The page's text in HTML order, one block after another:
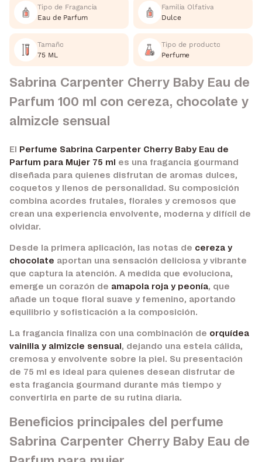
Tipo de Fragancia
Eau de Parfum
Familia Olfativa
Dulce
Tamaño
75 ML
Tipo de producto
Perfume
Sabrina Carpenter Cherry Baby Eau de
Parfum 100 ml con cereza, chocolate y
almizcle sensual
El
Perfume Sabrina Carpenter Cherry Baby Eau de
Parfum para Mujer 75 ml
es una fragancia gourmand
diseñada para quienes disfrutan de aromas dulces,
coquetos y llenos de personalidad. Su composición
combina acordes frutales, florales y cremosos que
crean una experiencia envolvente, moderna y difícil de
olvidar.
Desde la primera aplicación, las notas de cereza y
chocolate aportan una sensación deliciosa y vibrante
que captura la atención. A medida que evoluciona,
emerge un corazón de amapola roja y peonía, que
añade un toque floral suave y femenino, aportando
equilibrio y sofisticación a la composición.
La fragancia finaliza con una combinación de orquídea
vainilla y almizcle sensual , dejando una estela cálida,
cremosa y envolvente sobre la piel. Su presentación
de 75 ml es ideal para quienes desean disfrutar de
esta fragancia gourmand durante más tiempo y
convertirla en parte de su rutina diaria.
Beneficios principales del perfume
Sabrina Carpenter Cherry Baby Eau de